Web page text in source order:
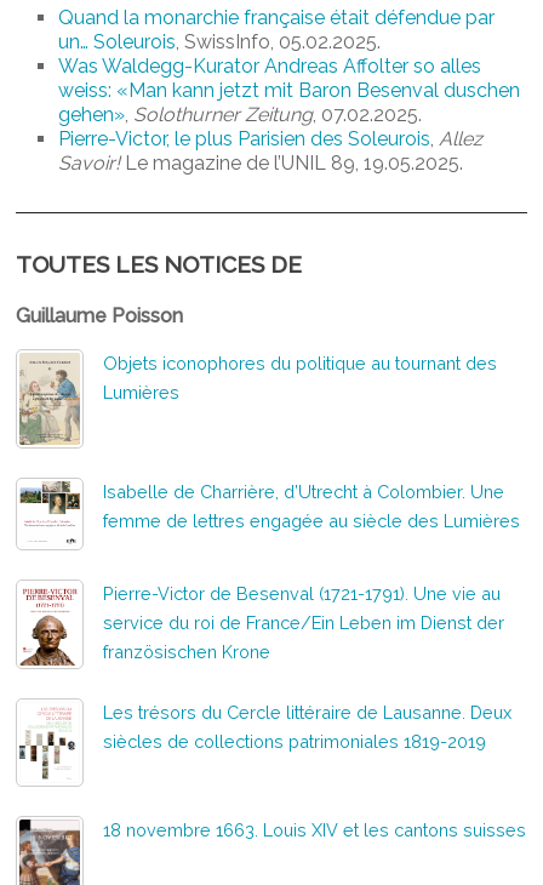
Quand la monarchie française était défendue par
un… Soleurois, SwissInfo, 05.02.2025.
Was Waldegg-Kurator Andreas Affolter so alles
weiss: «Man kann jetzt mit Baron Besenval duschen
gehen», Solothurner Zeitung, 07.02.2025.
Pierre-Victor, le plus Parisien des Soleurois,Allez
Savoir!Le magazine de l’UNIL 89, 19.05.2025.
TOUTES LES NOTICES DE
Guillaume Poisson
Objets iconophores du politique au tournant des
Lumières
Isabelle de Charrière, d’Utrecht à Colombier. Une
femme de lettres engagée au siècle des Lumières
Pierre-Victor de Besenval (1721-1791). Une vie au
service du roi de France/Ein Leben im Dienst der
französischen Krone
Les trésors du Cercle littéraire de Lausanne. Deux
siècles de collections patrimoniales 1819-2019
18 novembre 1663. Louis XIV et les cantons suisses